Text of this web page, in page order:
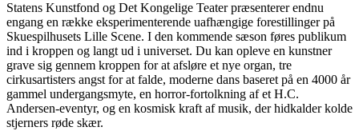
Statens Kunstfond og Det Kongelige Teater præsenterer endnu
engang en række eksperimenterende uafhængige forestillinger på
Skuespilhusets Lille Scene. I den kommende sæson føres publikum
ind i kroppen og langt ud i universet. Du kan opleve en kunstner
grave sig gennem kroppen for at afsløre et nye organ, tre
cirkusartisters angst for at falde, moderne dans baseret på en 4000 år
gammel undergangsmyte, en horror-fortolkning af et H.C.
Andersen-eventyr, og en kosmisk kraft af musik, der hidkalder kolde
stjerners røde skær.